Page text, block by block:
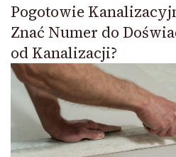
Pogotowie
Znać Numer do
od Kanalizacji?